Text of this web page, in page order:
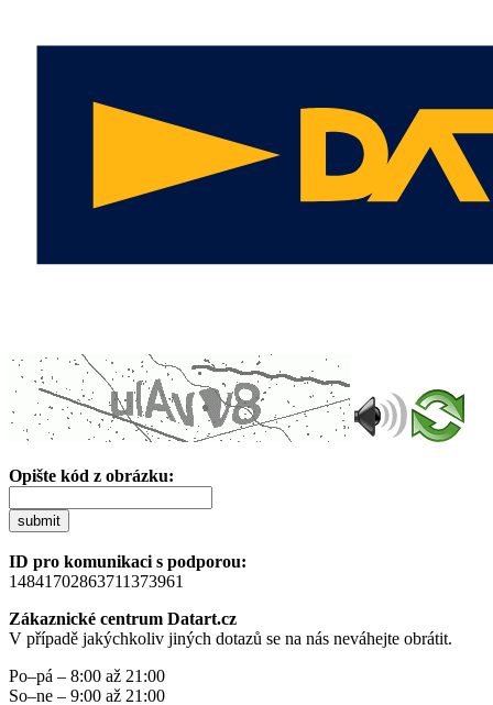
Opište kód z obrázku:
submit
ID pro komunikaci s podporou:
14841702863711373961
Zákaznické centrum Datart.cz
V případě jakýchkoliv jiných dotazů se na nás neváhejte obrátit.
Po–pá – 8:00 až 21:00
So–ne – 9:00 až 21:00